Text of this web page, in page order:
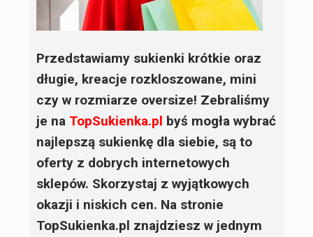
Przedstawiamy sukienki krótkie oraz
długie, kreacje rozkloszowane, mini
czy w rozmiarze oversize! Zebraliśmy
je na TopSukienka.pl byś mogła wybrać
najlepszą sukienkę dla siebie, są to
oferty z dobrych internetowych
sklepów. Skorzystaj z wyjątkowych
okazji i niskich cen. Na stronie
TopSukienka.pl znajdziesz w jednym